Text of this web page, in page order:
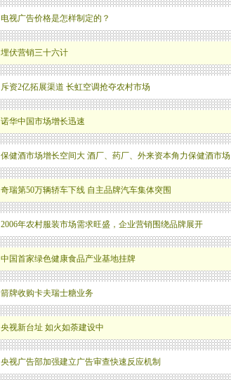
电视广告价格是怎样制定的？
埋伏营销三十六计
斥资2亿拓展渠道 长虹空调抢夺农村市场
诺华中国市场增长迅速
保健酒市场增长空间大 酒厂、药厂、外来资本角力保健酒市场
奇瑞第50万辆轿车下线 自主品牌汽车集体突围
2006年农村服装市场需求旺盛，企业营销围绕品牌展开
中国首家绿色健康食品产业基地挂牌
箭牌收购卡夫瑞士糖业务
央视新台址 如火如荼建设中
央视广告部加强建立广告审查快速反应机制